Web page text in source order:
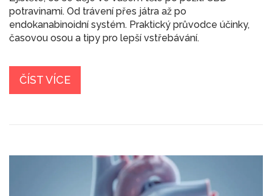
potravinami. Od trávení přes játra až po
endokanabinoidní systém. Praktický průvodce účinky,
časovou osou a tipy pro lepší vstřebávání.
ČÍST VÍCE